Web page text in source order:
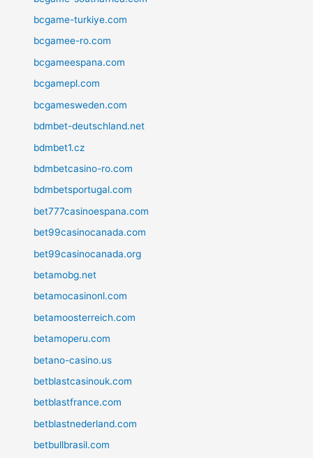
bcgame-turkiye.com
bcgamee-ro.com
bcgameespana.com
bcgamepl.com
bcgamesweden.com
bdmbet-deutschland.net
bdmbet1.cz
bdmbetcasino-ro.com
bdmbetsportugal.com
bet777casinoespana.com
bet99casinocanada.com
bet99casinocanada.org
betamobg.net
betamocasinonl.com
betamoosterreich.com
betamoperu.com
betano-casino.us
betblastcasinouk.com
betblastfrance.com
betblastnederland.com
betbullbrasil.com